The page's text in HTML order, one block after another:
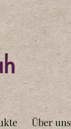
Über uns